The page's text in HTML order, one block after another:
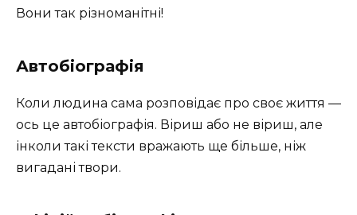
Вони так різноманітні!
Автобіографія
Коли людина сама розповідає про своє життя —
ось це автобіографія. Віриш або не віриш, але
інколи такі тексти вражають ще більше, ніж
вигадані твори.